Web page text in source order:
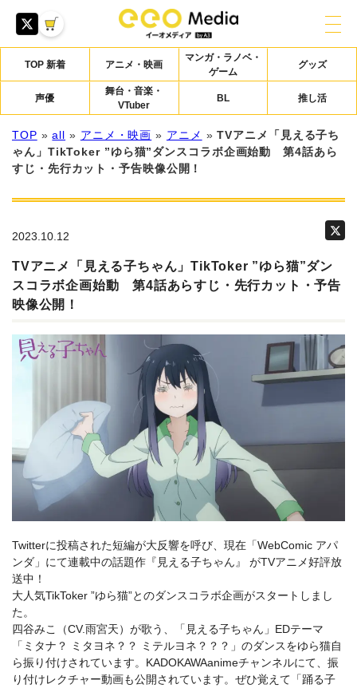
TOP 新着 アニメ・映画
マンガ・ラノベ・
ゲーム
グッズ
声優
舞台・音楽・
VTuber
BL 推し活
TOP »all » アニメ・映画 » アニメ »TVアニメ「見える子ち
ゃん」TikToker ”ゆら猫”ダンスコラボ企画始動 第4話あら
すじ・先行カット・予告映像公開！
2023.10.12
TVアニメ「見える子ちゃん」TikToker ”ゆら猫”ダン
スコラボ企画始動 第4話あらすじ・先行カット・予告
映像公開！
Twitterに投稿された短編が大反響を呼び、現在「WebComic アパ
ンダ」にて連載中の話題作『見える子ちゃん』 がTVアニメ好評放
送中！
大人気TikToker ”ゆら猫”とのダンスコラボ企画がスタートしまし
た。
四谷みこ（CV.雨宮天）が歌う、「見える子ちゃん」EDテーマ
「ミタナ？ ミタヨネ？？ ミテルヨネ？？？」のダンスをゆら猫自
ら振り付けされています。KADOKAWAanimeチャンネルにて、振
り付けレクチャー動画も公開されています。ぜひ覚えて「踊る子